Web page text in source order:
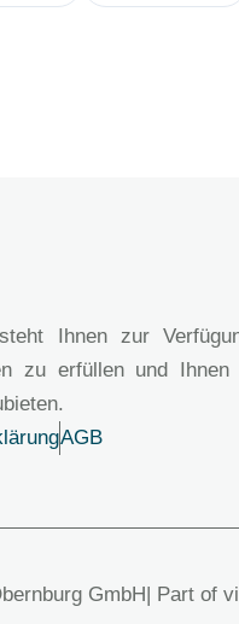
Ihnen zur
zu erfüllen und Ihnen
AGB
GmbH | Part of